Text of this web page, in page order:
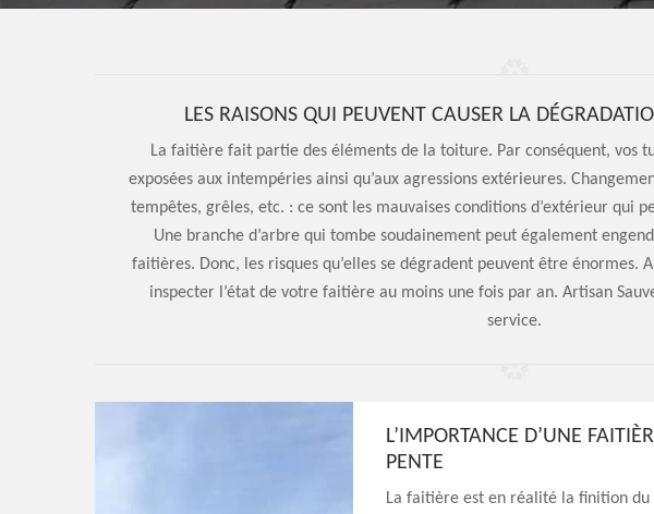
LES RAISONS QUI PEUVENT CAUSER LA
La faitière fait partie des éléments de la toiture. Par conséquent, vos
exposées aux intempéries ainsi qu’aux agressions extérieures.
tempêtes, grêles, etc. : ce sont les mauvaises conditions d’extérieur qui
Une branche d’arbre qui tombe soudainement peut également
faitières. Donc, les risques qu’elles se dégradent peuvent être énormes.
inspecter l’état de votre faitière au moins une fois par an. Artisan
service.
L’IMPORTANCE D’UNE
PENTE
La faitière est en réalité la finition